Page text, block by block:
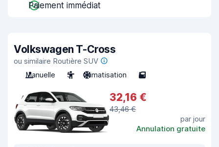
Paiement immédiat
Volkswagen T-Cross
ou similaire Routière SUV
Manuelle
5 Climatisation 5
32,16 €
43,46 €
par jour
Annulation gratuite